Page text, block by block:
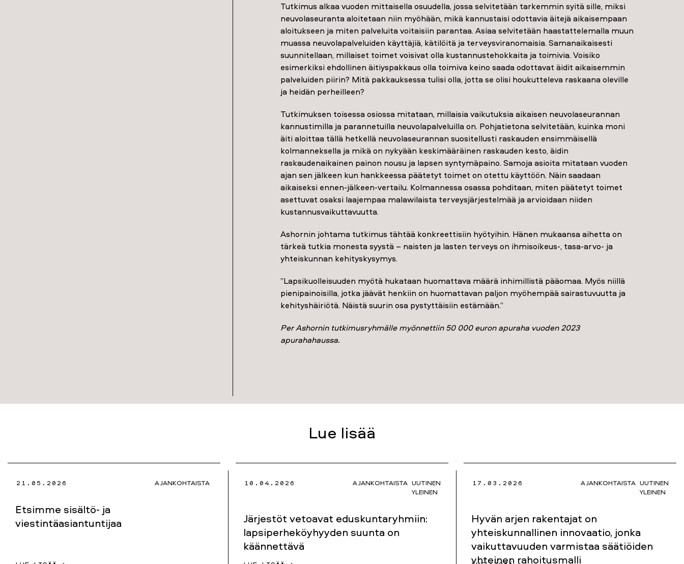
Tutkimus alkaa vuoden mittaisella osuudella, jossa selvitetään tarkemmin syitä sille, miksi
neuvolaseuranta aloitetaan niin myöhään, mikä kannustaisi odottavia äitejä aikaisempaan
aloitukseen ja miten palveluita voitaisiin parantaa. Asiaa selvitetään haastattelemalla muun
muassa neuvolapalveluiden käyttäjiä, kätilöitä ja terveysviranomaisia. Samanaikaisesti
suunnitellaan, millaiset toimet voisivat olla kustannustehokkaita ja toimivia. Voisiko
esimerkiksi ehdollinen äitiyspakkaus olla toimiva keino saada odottavat äidit aikaisemmin
palveluiden piirin? Mitä pakkauksessa tulisi olla, jotta se olisi houkutteleva raskaana oleville
ja heidän perheilleen?
Tutkimuksen toisessa osiossa mitataan, millaisia vaikutuksia aikaisen neuvolaseurannan
kannustimilla ja parannetuilla neuvolapalveluilla on. Pohjatietona selvitetään, kuinka moni
äiti aloittaa tällä hetkellä neuvolaseurannan suositellusti raskauden ensimmäisellä
kolmanneksella ja mikä on nykyään keskimääräinen raskauden kesto, äidin
raskaudenaikainen painon nousu ja lapsen syntymäpaino. Samoja asioita mitataan vuoden
ajan sen jälkeen kun hankkeessa päätetyt toimet on otettu käyttöön. Näin saadaan
aikaiseksi ennen-jälkeen-vertailu. Kolmannessa osassa pohditaan, miten päätetyt toimet
asettuvat osaksi laajempaa malawilaista terveysjärjestelmää ja arvioidaan niiden
kustannusvaikuttavuutta.
Ashornin johtama tutkimus tähtää konkreettisiin hyötyihin. Hänen mukaansa aihetta on
tärkeä tutkia monesta syystä – naisten ja lasten terveys on ihmisoikeus-, tasa-arvo- ja
yhteiskunnan kehityskysymys.
”Lapsikuolleisuuden myötä hukataan huomattava määrä inhimillistä pääomaa. Myös niillä
pienipainoisilla, jotka jäävät henkiin on huomattavan paljon myöhempää sairastuvuutta ja
kehityshäiriötä. Näistä suurin osa pystyttäisiin estämään.”
Per Ashornin tutkimusryhmälle myönnettiin 50 000 euron apuraha vuoden 2023
apurahahaussa.
Lue lisää
21.05.2026 AJANKOHTAISTA
Etsimme sisältö- ja
viestintäasiantuntijaa
10.04.2026 AJANKOHTAISTA UUTINEN
YLEINEN
Järjestöt vetoavat eduskuntaryhmiin:
lapsiperheköyhyyden suunta on
käännettävä
17.03.2026 AJANKOHTAISTA UUTINEN
YLEINEN
Hyvän arjen rakentajat on
yhteiskunnallinen innovaatio, jonka
vaikuttavuuden varmistaa säätiöiden
yhteinen rahoitusmalli